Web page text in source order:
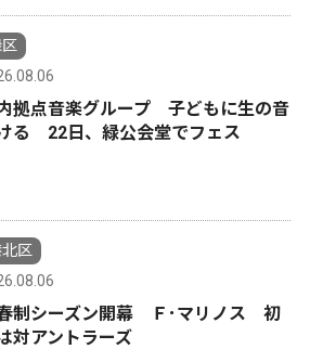
拠点音楽グループ 子どもに生の音
る 22日、緑公会堂でフェス
区
制シーズン開幕 Ｆ･マリノス 初
対アントラーズ